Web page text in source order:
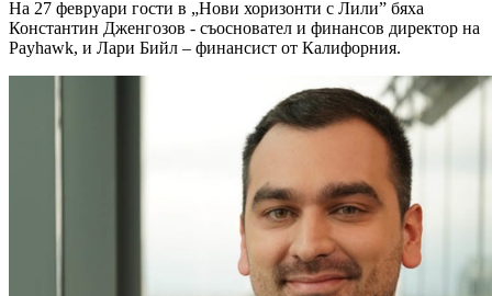
На 27 февруари гости в „Нови хоризонти с Лили” бяха
Константин Дженгозов - съосновател и финансов директор на
Payhawk, и Лари Бийл – финансист от Калифорния.